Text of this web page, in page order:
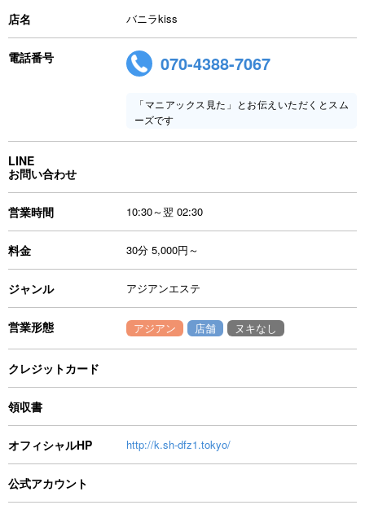
店名 バニラkiss
電話番号 070-4388-7067
「マニアックス見た」とお伝えいただくとスム
ーズです
LINE
お問い合わせ
営業時間 10:30～翌 02:30
料金 30分 5,000円～
ジャンル アジアンエステ
営業形態 アジアン 店舗 ヌキなし
クレジットカード
領収書
オフィシャルHP http://k.sh-dfz1.tokyo/
公式アカウント